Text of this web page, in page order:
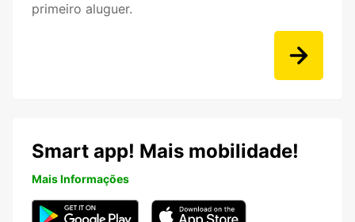
primeiro aluguer.
Smart app! Mais mobilidade!
Mais Informações